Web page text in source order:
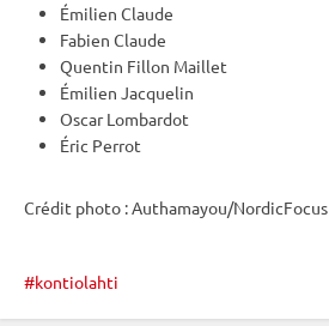
Émilien Claude
Fabien Claude
Quentin Fillon Maillet
Émilien Jacquelin
Oscar Lombardot
Éric Perrot
Crédit photo : Authamayou/NordicFocus
kontiolahti